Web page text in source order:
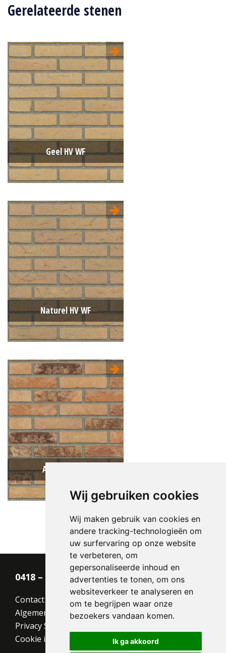
Wij gebruiken cookies
Wij maken gebruik van cookies en
andere tracking-technologieën om
uw surfervaring op onze website
te verbeteren, om
gepersonaliseerde inhoud en
advertenties te tonen, om ons
websiteverkeer te analyseren en
om te begrijpen waar onze
bezoekers vandaan komen.
Ik ga akkoord
Gerelateerde stenen
Geel HV WF
Type:
Handvorm (HV)
Formaat:
Waalformaat (WF)
210x100x50
Structuur:
Egaal
Kleur:
Geel
Naturel HV WF
Type:
Handvorm (HV)
Formaat:
Waalformaat (WF)
210x100x50
Structuur:
Genuanceerd
Kleur:
Naturel
Auriga HV WF
Waalformaat (WF)
Genuanceerd
Kleur:
Geel
0418 – 55 22 21
Contact
Algemene voorwaarden
Privacy Statement
Cookie instellingen